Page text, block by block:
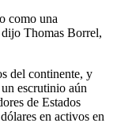
como una
dijo Thomas Borrel,
del continente, y
escrutinio aún
de Estados
en activos en